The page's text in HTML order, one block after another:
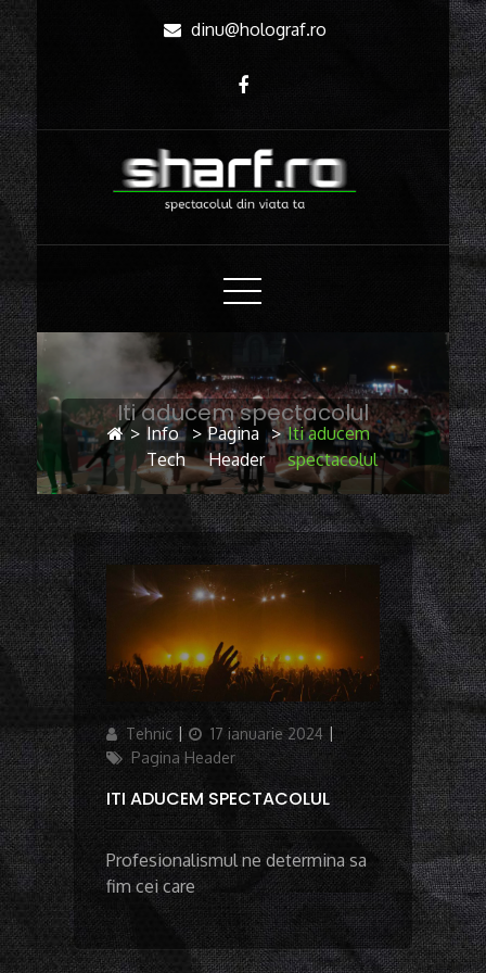
Content
dinu@holograf.ro
SHARF.RO
spectacolul din viata ta
Iti aducem spectacolul
> Info
Tech
> Pagina
Header
> Iti aducem
spectacolul
Author
Tehnic
Updated
on
17 ianuarie 2024
Categories
Pagina Header
ITI ADUCEM SPECTACOLUL
Profesionalismul ne determina sa
fim cei care